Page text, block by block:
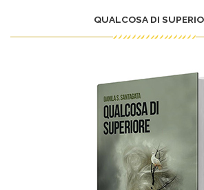
QUALCOSA DI